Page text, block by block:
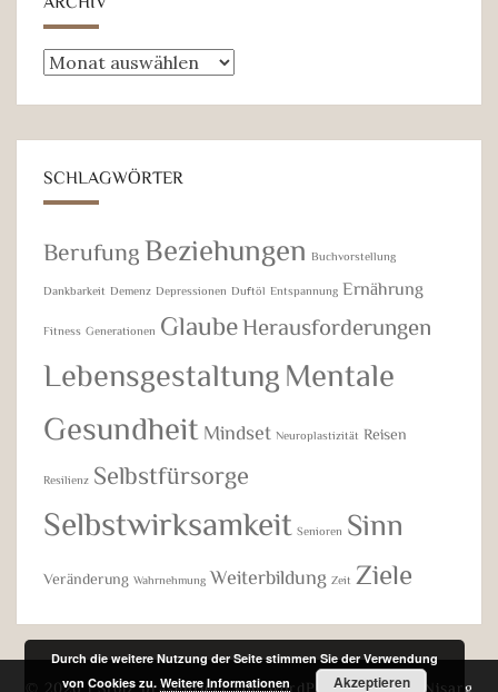
Archiv
SCHLAGWÖRTER
Berufung Beziehungen Buchvorstellung
Dankbarkeit Demenz Depressionen Duftöl Entspannung Ernährung
Fitness Generationen Glaube Herausforderungen
Lebensgestaltung Mentale
Gesundheit Mindset Neuroplastizität Reisen
Resilienz Selbstfürsorge
Selbstwirksamkeit Senioren Sinn
Veränderung Wahrnehmung Weiterbildung Zeit Ziele
© 2026 |Stolz präsentiert vonWordPress |Theme: Nisarg
Durch die weitere Nutzung der Seite stimmen Sie der Verwendung
von Cookies zu.Weitere Informationen Akzeptieren